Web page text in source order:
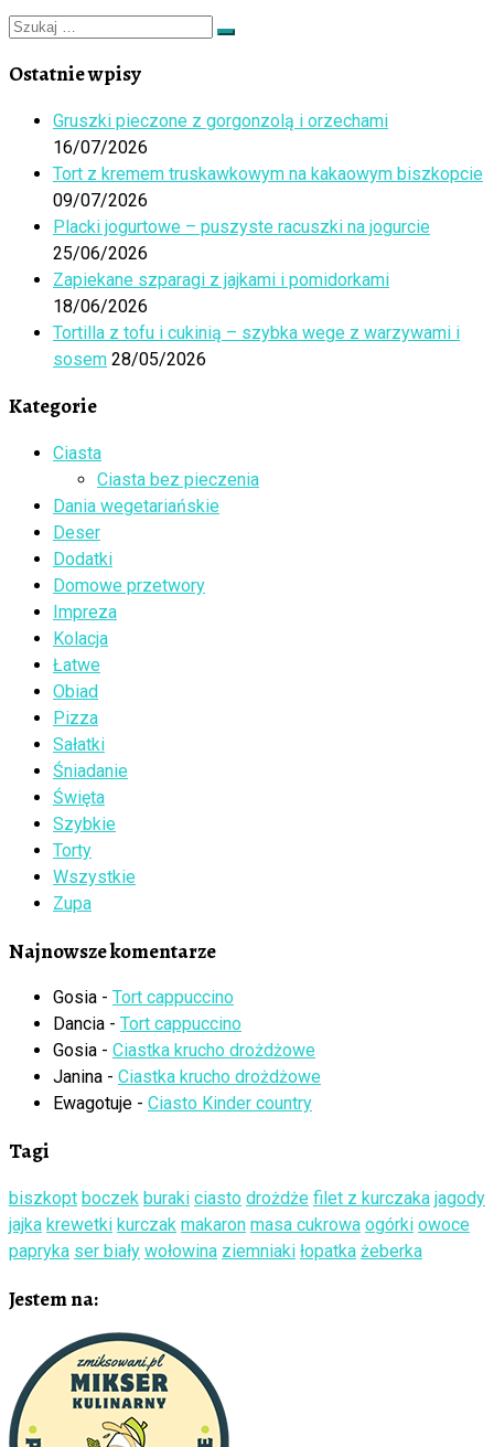
Szukaj
Szukaj
Ostatnie wpisy
Gruszki pieczone z gorgonzolą i orzechami
16/07/2026
Tort z kremem truskawkowym na kakaowym biszkopcie
09/07/2026
Placki jogurtowe – puszyste racuszki na jogurcie
25/06/2026
Zapiekane szparagi z jajkami i pomidorkami
18/06/2026
Tortilla z tofu i cukinią – szybka wege z warzywami i
sosem 28/05/2026
Kategorie
Ciasta
Ciasta bez pieczenia
Dania wegetariańskie
Deser
Dodatki
Domowe przetwory
Impreza
Kolacja
Łatwe
Obiad
Pizza
Sałatki
Śniadanie
Święta
Szybkie
Torty
Wszystkie
Zupa
Najnowsze komentarze
Gosia - Tort cappuccino
Dancia - Tort cappuccino
Gosia - Ciastka krucho drożdżowe
Janina - Ciastka krucho drożdżowe
Ewagotuje - Ciasto Kinder country
Tagi
biszkopt boczek buraki ciasto drożdże filet z kurczaka jagody
jajka krewetki kurczak makaron masa cukrowa ogórki owoce
papryka ser biały wołowina ziemniaki łopatka żeberka
Jestem na: